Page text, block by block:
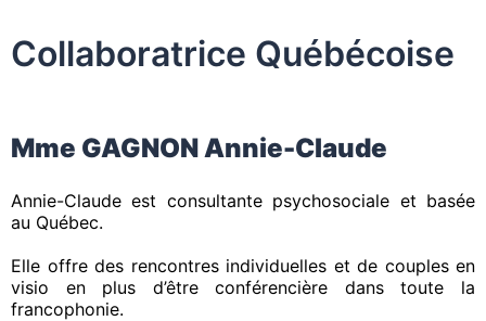
Collaboratrice Québécoise
Mme GAGNON Annie-Claude
Annie-Claude est consultante psychosociale et basée
au Québec.
Elle offre des rencontres individuelles et de couples en
visio en plus d’être conférencière dans toute la
francophonie.